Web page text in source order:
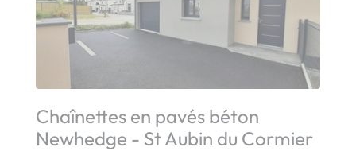
Chaînettes en pavés béton
Newhedge - St Aubin du Cormier